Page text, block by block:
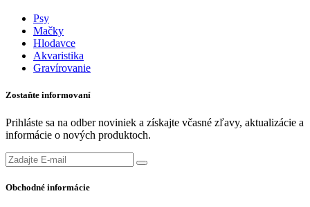
Psy
Mačky
Hlodavce
Akvaristika
Gravírovanie
Zostaňte informovaní
Prihláste sa na odber noviniek a získajte včasné zľavy, aktualizácie a
informácie o nových produktoch.
Obchodné informácie